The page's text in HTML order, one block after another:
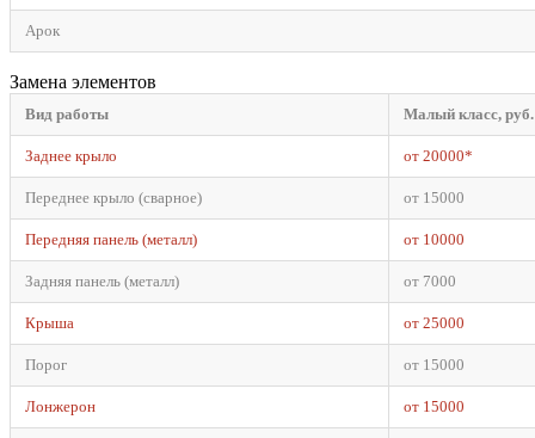
Арок
Замена элементов
Вид работы Малый класс, руб.
Заднее крыло от 20000*
Переднее крыло (сварное) от 15000
Передняя панель (металл) от 10000
Задняя панель (металл) от 7000
Крыша от 25000
Порог от 15000
Лонжерон от 15000